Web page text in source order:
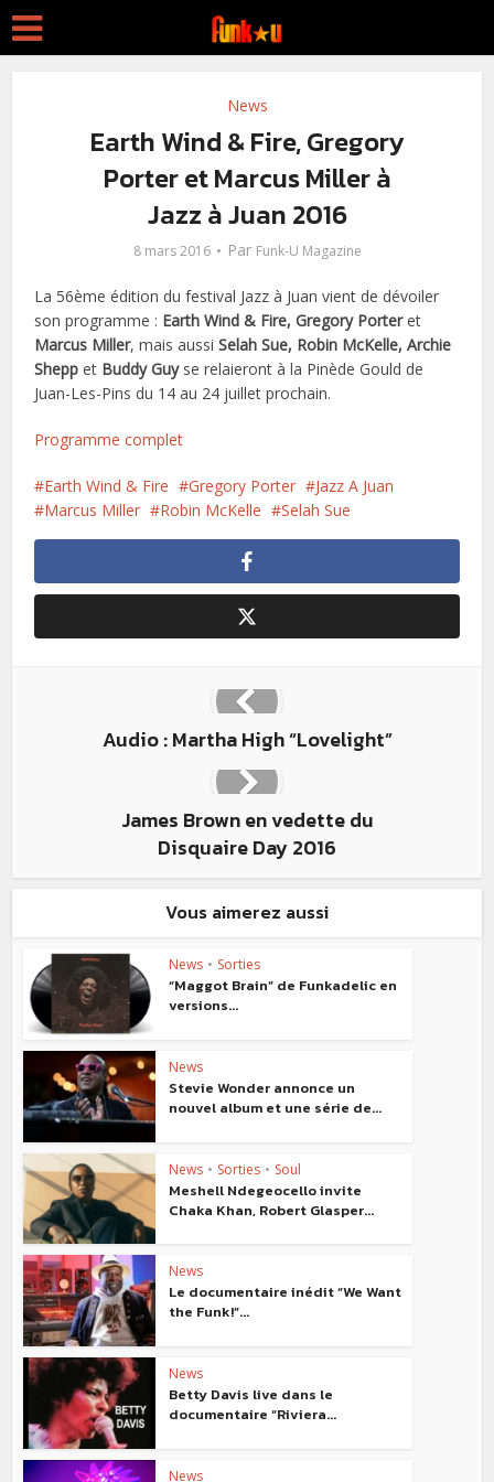
News
Earth Wind & Fire, Gregory
Porter et Marcus Miller à
Jazz à Juan 2016
8 mars 2016 Par Funk-U Magazine
La 56ème édition du festival Jazz à Juan vient de dévoiler
son programme : Earth Wind & Fire, Gregory Porteret
Marcus Miller, mais aussiSelah Sue, Robin McKelle, Archie
Shepp et Buddy Guyse relaieront à la Pinède Gould de
Juan-Les-Pins du 14 au 24 juillet prochain.
Programme complet
Earth Wind & Fire Gregory Porter
Jazz A Juan
Marcus Miller
Robin McKelle Selah Sue
Audio : Martha High “Lovelight”
James Brown en vedette du
Disquaire Day 2016
Vous aimerez aussi
News • Sorties
“Maggot Brain” de Funkadelic en
versions...
News
Stevie Wonder annonce un
nouvel album et une série de...
News • Sorties • Soul
Meshell Ndegeocello invite
Chaka Khan, Robert Glasper...
News
Le documentaire inédit “We Want
the Funk!”...
News
Betty Davis live dans le
documentaire “Riviera...
News